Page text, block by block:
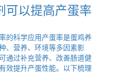
可以提高产蛋率
的科学应用产蛋率是蛋鸡养
、营养、环境等多因素影
通过补充营养、改善肠道健
效提升产蛋性能。以下梳理